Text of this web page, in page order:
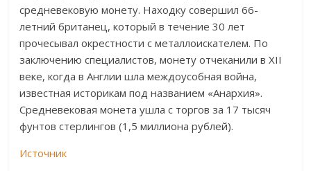
средневековую монету. Находку совершил 66-
летний британец, который в течение 30 лет
прочесывал окрестности с металлоискателем. По
заключению специалистов, монету отчеканили в XII
веке, когда в Англии шла междоусобная война,
известная историкам под названием «Анархия».
Средневековая монета ушла с торгов за 17 тысяч
фунтов стерлингов (1,5 миллиона рублей).
Источник